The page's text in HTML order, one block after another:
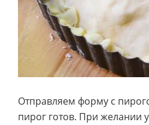
Отправляем форму с
пирог готов. При желании